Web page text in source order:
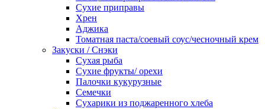
Сухие приправы
Хрен
Аджика
Томатная паста/соевый соус/чесночный крем
Закуски / Снэки
Сухая рыба
Сухие фрукты/ орехи
Палочки кукурузные
Семечки
Сухарики из поджаренного хлеба